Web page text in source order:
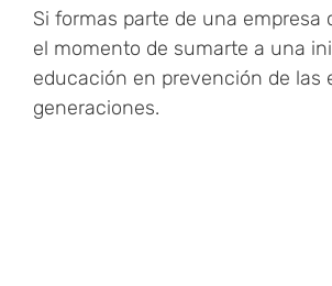
Si formas parte de una empresa
el momento de sumarte a una
educación en prevención de las
generaciones.